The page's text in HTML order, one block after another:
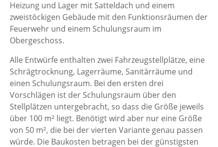
Heizung und Lager mit Satteldach und einem
zweistöckigen Gebäude mit den Funktionsräumen der
Feuerwehr und einem Schulungsraum im
Obergeschoss.
Alle Entwürfe enthalten zwei Fahrzeugstellplätze, eine
Schrägtrocknung, Lagerräume, Sanitärräume und
einen Schulungsraum. Bei den ersten drei
Vorschlägen ist der Schulungsraum über den
Stellplätzen untergebracht, so dass die Größe jeweils
über 100 m² liegt. Benötigt wird aber nur eine Größe
von 50 m², die bei der vierten Variante genau passen
würde. Die Baukosten betragen bei der günstigsten